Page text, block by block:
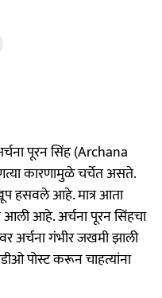
पूरन सिंह (Archana
कारणामुळे चर्चेत असते.
हसवले आहे. मात्र आता
आली आहे. अर्चना पूरन सिंहचा
अर्चना गंभीर जखमी झाली
पोस्ट करून चाहत्यांना